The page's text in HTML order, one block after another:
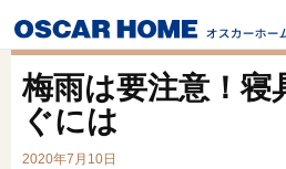
梅雨は要注意！寝
ぐには
2020年7月10日